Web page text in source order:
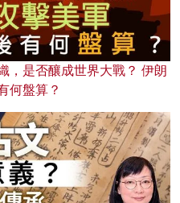
，是否釀成世界大戰？ 伊朗
何盤算？